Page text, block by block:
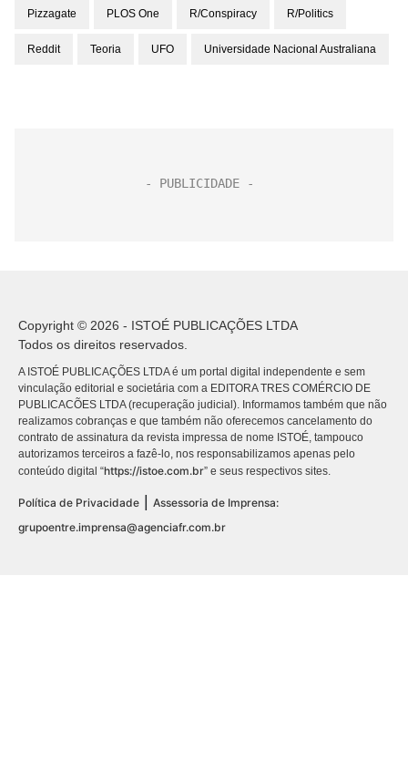
Pizzagate PLOS One R/conspiracy R/politics
Reddit Teoria UFO Universidade Nacional Australiana
Copyright © 2026 - ISTOÉ PUBLICAÇÕES LTDA
Todos os direitos reservados.
A ISTOÉ PUBLICAÇÕES LTDA é um portal digital independente e sem
vinculação editorial e societária com a EDITORA TRES COMÉRCIO DE
PUBLICACÕES LTDA (recuperação judicial). Informamos também que não
realizamos cobranças e que também não oferecemos cancelamento do
contrato de assinatura da revista impressa de nome ISTOÉ, tampouco
autorizamos terceiros a fazê-lo, nos responsabilizamos apenas pelo
conteúdo digital “https://istoe.com.br” e seus respectivos sites.
Política de Privacidade
Assessoria de Imprensa:
grupoentre.imprensa@agenciafr.com.br